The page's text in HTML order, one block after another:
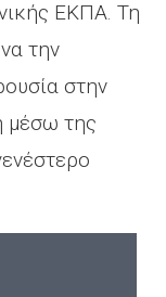
ΕΚΠΑ. Τη
την
στην
μέσω της